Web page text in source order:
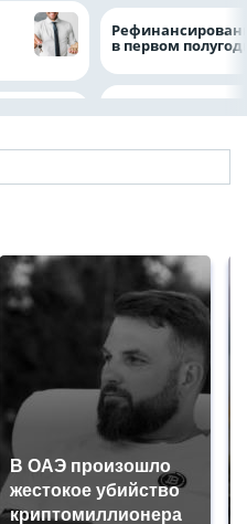
в первом
В ОАЭ произошло
жестокое убийство
криптомиллионера